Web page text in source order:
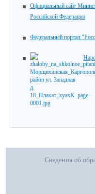
Официальный сайт
Российской Федерации
Федеральный портал
Сведения об